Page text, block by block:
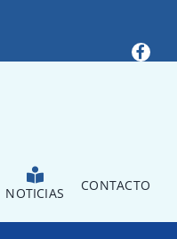
NOTICIAS CONTACTO